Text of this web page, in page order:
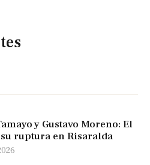
y Gustavo Moreno: El
ruptura en Risaralda